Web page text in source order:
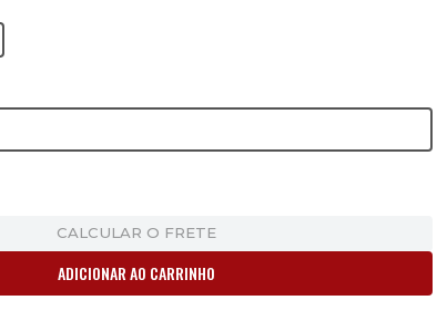
CALCULAR O FRETE
ADICIONAR AO CARRINHO